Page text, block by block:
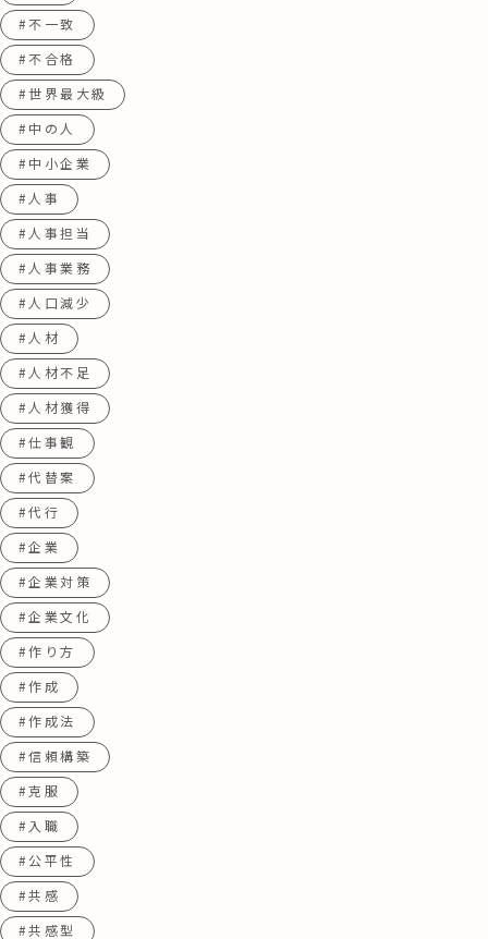
#不一致
#不合格
#世界最大級
#中の人
#中小企業
#人事
#人事担当
#人事業務
#人口減少
#人材
#人材不足
#人材獲得
#仕事観
#代替案
#代行
#企業
#企業対策
#企業文化
#作り方
#作成
#作成法
#信頼構築
#克服
#入職
#公平性
#共感
#共感型